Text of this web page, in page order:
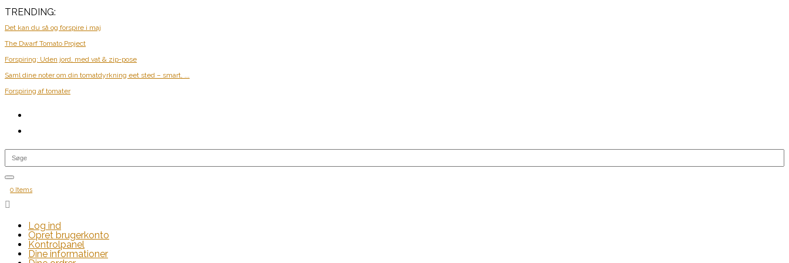
TRENDING:
Det kan du så og forspire i maj
The Dwarf Tomato Project
Forspiring: Uden jord, med vat & zip-pose
Saml dine noter om din tomatdyrkning eet sted – smart, ...
Forspiring af tomater
0 Items

Log ind
Opret brugerkonto
Kontrolpanel
Dine informationer